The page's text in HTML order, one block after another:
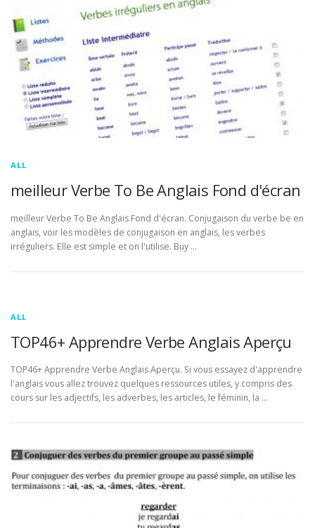
ALL
meilleur Verbe To Be Anglais Fond d'écran
meilleur Verbe To Be Anglais Fond d'écran. Conjugaison du verbe be en
anglais, voir les modèles de conjugaison en anglais, les verbes
irréguliers. Elle est simple et on l'utilise. Buy …
ALL
TOP46+ Apprendre Verbe Anglais Aperçu
TOP46+ Apprendre Verbe Anglais Aperçu. Si vous essayez d'apprendre
l'anglais vous allez trouvez quelques ressources utiles, y compris des
cours sur les adjectifs, les adverbes, les articles, le féminin, la …